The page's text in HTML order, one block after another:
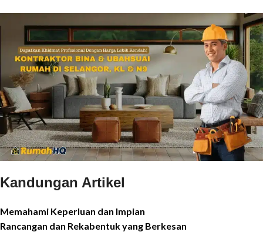
Kandungan Artikel
Memahami Keperluan dan Impian
Rancangan dan Rekabentuk yang Berkesan